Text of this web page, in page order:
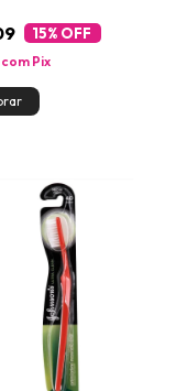
15% OFF
com Pix